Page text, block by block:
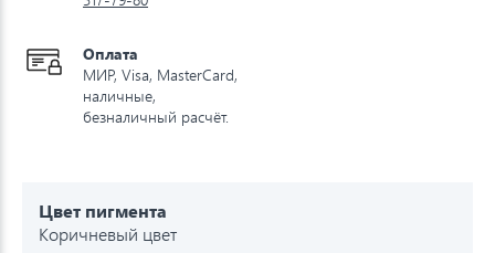
Оплата
МИР, Visa, MasterCard,
наличные,
безналичный расчёт.
Цвет пигмента
Коричневый цвет